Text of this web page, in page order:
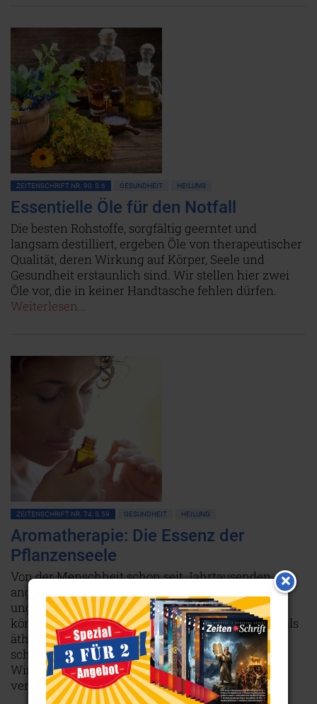
ZEITENSCHRIFT NR. 90, S.6 GESUNDHEIT HEILUNG
Essentielle Öle für den Notfall
Die besten Rohstoffe, sorgfältig geerntet und
langsam destilliert, ergeben Öle von therapeutischer
Qualität, deren Wirkung auf Körper, Seele und
Gesundheit erstaunlich sind. Wir stellen hier zwei
Öle vor, die in keiner Handtasche fehlen dürfen.
Weiterlesen...
ZEITENSCHRIFT NR. 74, S.59 GESUNDHEIT HEILUNG
Aromatherapie: Die Essenz der
Pflanzenseele
Von der Menschheit schon seit Jahrtausenden
angewandt, weiß man heute kaum mehr, wie
unglaublich wirkungsvoll ätherische Öle sein
können. Kein Wunder: Das, was man heutzutage als
ätherisches Öl kauft, wurde fast immer auf viel zu
schnelle Weise hergestellt, ohne dass es die volle
Wirkkraft einer Pflanze überhaupt zu speichern
vermochte.Weiterlesen...